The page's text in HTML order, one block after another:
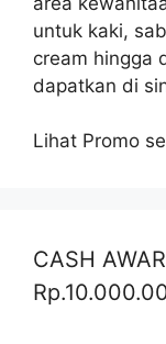
untuk kaki,
cream hingga
dapatkan di
Lihat Promo
CASH